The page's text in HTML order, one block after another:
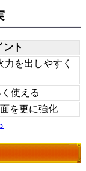
ント
を出しやすく
使える
を更に強化